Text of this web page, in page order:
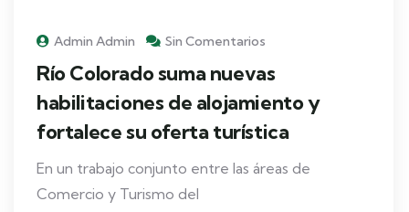
Admin Admin Sin Comentarios
Río Colorado suma nuevas
habilitaciones de alojamiento y
fortalece su oferta turística
En un trabajo conjunto entre las áreas de
Comercio y Turismo del